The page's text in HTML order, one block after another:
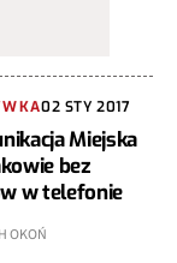
02 STY 2017
Miejska
bez
w telefonie
OKOŃ